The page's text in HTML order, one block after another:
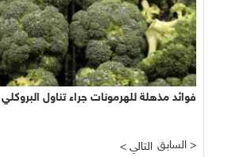
فوائد مذهلة للهرمونات جراء تناول البروكلي
< التالي السابق >